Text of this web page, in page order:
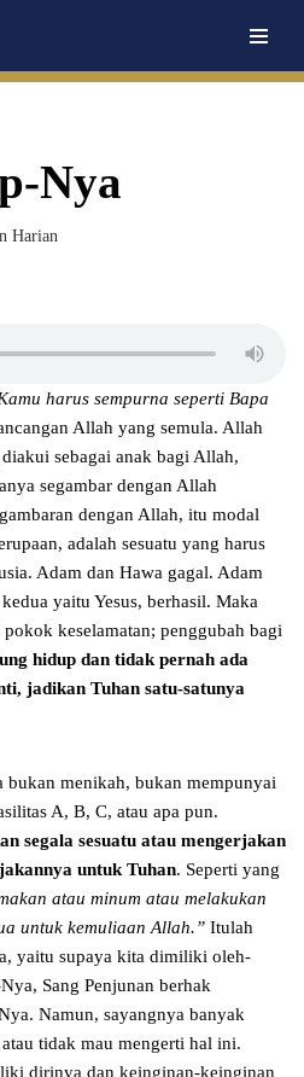
Nya
Harian
harus sempurna seperti Bapa
Allah yang semula. Allah
sebagai anak bagi Allah,
segambar dengan Allah
dengan Allah, itu modal
adalah sesuatu yang harus
Adam dan Hawa gagal. Adam
yaitu Yesus, berhasil. Maka
keselamatan; penggubah bagi
hidup dan tidak pernah ada
jadikan Tuhan satu-satunya
bukan menikah, bukan mempunyai
A, B, C, atau apa pun.
segala sesuatu atau mengerjakan
untuk Tuhan. Seperti yang
atau minum atau melakukan
untuk kemuliaan Allah.” Itulah
yaitu supaya kita dimiliki oleh-
Sang Penjunan berhak
Namun, sayangnya banyak
tidak mau mengerti hal ini.
dirinya dan keinginan-keinginan